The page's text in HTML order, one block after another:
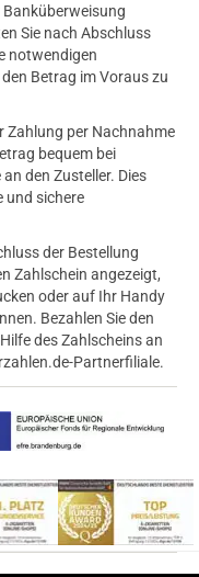
Sie nach Abschluss
notwendigen
Betrag im Voraus zu
Zahlung per Nachnahme
bequem bei
den Zusteller. Dies
und sichere
der Bestellung
Zahlschein angezeigt,
oder auf Ihr Handy
Bezahlen Sie den
des Zahlscheins an
Partnerfiliale.